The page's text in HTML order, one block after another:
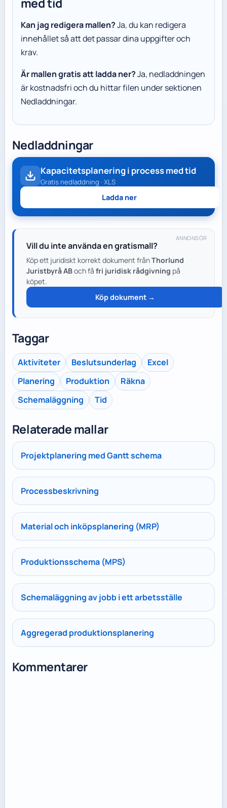
Kan jag redigera mallen?Ja, du kan redigera
innehållet så att det passar dina uppgifter och
krav.
Är mallen gratis att ladda ner?Ja, nedladdningen
är kostnadsfri och du hittar filen under sektionen
Nedladdningar.
Nedladdningar
Kapacitetsplanering i process med tid
Gratis nedladdning · XLS
Ladda ner
ANNONSÖR
Vill du inte använda en gratismall?
Köp ett juridiskt korrekt dokument frånThorlund
Juristbyrå ABoch få fri juridisk rådgivning på
köpet.
Köp dokument →
Taggar
Aktiviteter Beslutsunderlag
Excel
Planering
Produktion
Räkna
Schemaläggning
Tid
Relaterade mallar
Projektplanering med Gantt schema
Processbeskrivning
Material och inköpsplanering (MRP)
Produktionsschema (MPS)
Schemaläggning av jobb i ett arbetsställe
Aggregerad produktionsplanering
Kommentarer